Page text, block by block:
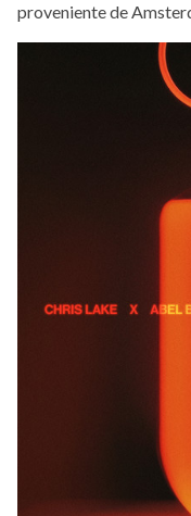
proveniente de